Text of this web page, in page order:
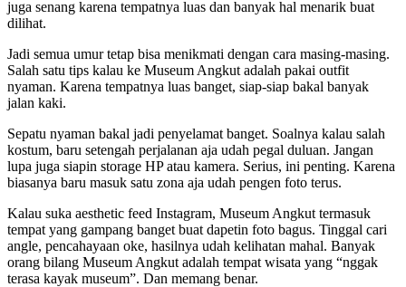
juga senang karena tempatnya luas dan banyak hal menarik buat
dilihat.
Jadi semua umur tetap bisa menikmati dengan cara masing-masing.
Salah satu tips kalau ke Museum Angkut adalah pakai outfit
nyaman. Karena tempatnya luas banget, siap-siap bakal banyak
jalan kaki.
Sepatu nyaman bakal jadi penyelamat banget. Soalnya kalau salah
kostum, baru setengah perjalanan aja udah pegal duluan. Jangan
lupa juga siapin storage HP atau kamera. Serius, ini penting. Karena
biasanya baru masuk satu zona aja udah pengen foto terus.
Kalau suka aesthetic feed Instagram, Museum Angkut termasuk
tempat yang gampang banget buat dapetin foto bagus. Tinggal cari
angle, pencahayaan oke, hasilnya udah kelihatan mahal. Banyak
orang bilang Museum Angkut adalah tempat wisata yang “nggak
terasa kayak museum”. Dan memang benar.